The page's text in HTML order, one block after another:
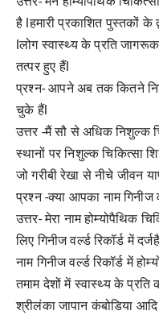
है lहमारी प्रकाशित पुस्तकों के
lलोग स्वास्थ्य के प्रति
तत्पर हुए हैंl
प्रश्न- आपने अब तक कितने
चुके हैंl
उत्तर -मैं सौ से अधिक निशुल्क
स्थानों पर निशुल्क चिकित्सा
जो गरीबी रेखा से नीचे जीवन
प्रश्न -क्या आपका नाम गिनीज
उत्तर- मेरा नाम होम्योपैथिक
लिए गिनीज वर्ल्ड रिकॉर्ड में
नाम गिनीज वर्ल्ड रिकॉर्ड में
तमाम देशों में स्वास्थ्य के प्रति
श्रीलंका जापान कंबोडिया